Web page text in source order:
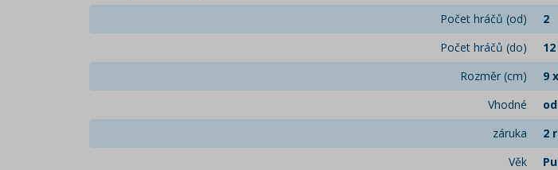
Počet hráčů (od)
2
Počet hráčů (do)
12
Rozměr (cm)
9
Vhodné
záruka
2
Věk